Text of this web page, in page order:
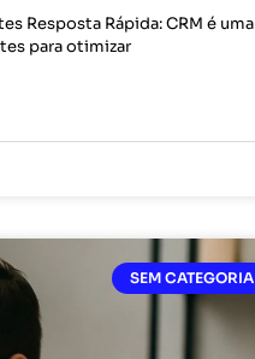
Resposta Rápida: CRM é uma
para otimizar
SEM CATEGORIA